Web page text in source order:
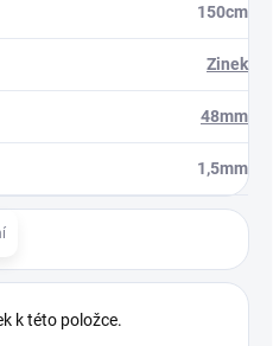
150cm
Zinek
48mm
1,5mm
k této položce.